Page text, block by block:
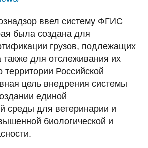
ввел систему ФГИС
была создана для
грузов, подлежащих
также для отслеживания их
Российской
цель внедрения системы
единой
среды для ветеринарии и
биологической и